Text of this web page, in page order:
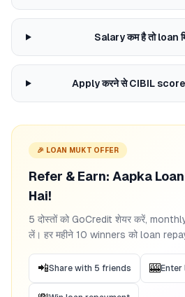
Salary कम है तो loan
Apply करने से CIBIL score
🎉 LOAN MUKT OFFER
Refer & Earn: Aapka
Hai!
5 दोस्तों को GoCredit शेयर करें,
लें। हर महीने 10 winners को loan
📲Share with 5 friends 🎰